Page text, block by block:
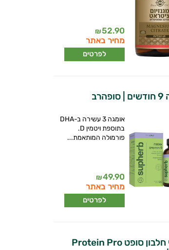
52.90
₪
מחיר באתר
לפרטים
אומגה 3 עשירה ב-DHA
בתוספת ויטמין D.
פורמולה המותאמת...
49.90
₪
מחיר באתר
לפרטים
חטיפי חלבון סופט Protein Pro